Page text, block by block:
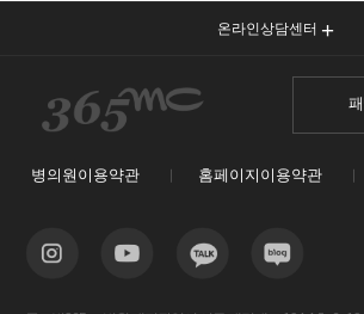
온라인상담센터
병의원이용약관 홈페이지이용약관